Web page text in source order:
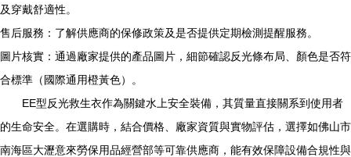
及穿戴舒適性。
售后服務：了解供應商的保修政策及是否提供定期檢測提醒服務。
圖片核實：通過廠家提供的產品圖片，細節確認反光條布局、顏色是否符
合標準（國際通用橙黃色）。
EE型反光救生衣作為關鍵水上安全裝備，其質量直接關系到使用者
的生命安全。在選購時，結合價格、廠家資質與實物評估，選擇如佛山市
南海區大瀝意來勞保用品經營部等可靠供應商，能有效保障設備合規性與